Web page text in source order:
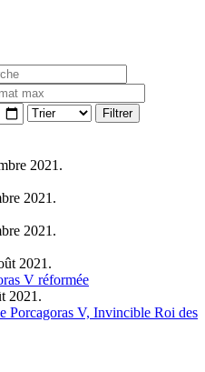
2021.
2021.
2021.
2021.
V réformée
2021.
Porcagoras V, Invincible Roi des